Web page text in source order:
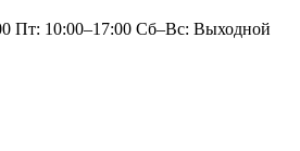
Пт: 10:00–17:00 Сб–Вс: Выходной